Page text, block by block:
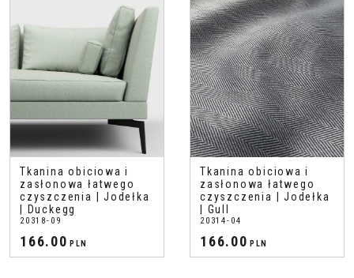
Tkanina obiciowa i
zasłonowa łatwego
czyszczenia | Jodełka
| Duckegg
20318-09
166.00 PLN
Tkanina obiciowa i
zasłonowa łatwego
czyszczenia | Jodełka
| Gull
20314-04
166.00 PLN